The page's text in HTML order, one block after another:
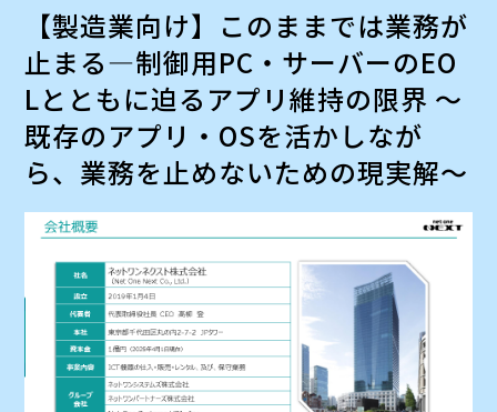
【製造業向け】このままでは業務が
止まる―制御用PC・サーバーのEO
Lとともに迫るアプリ維持の限界 ～
既存のアプリ・OSを活かしなが
ら、業務を止めないための現実解～